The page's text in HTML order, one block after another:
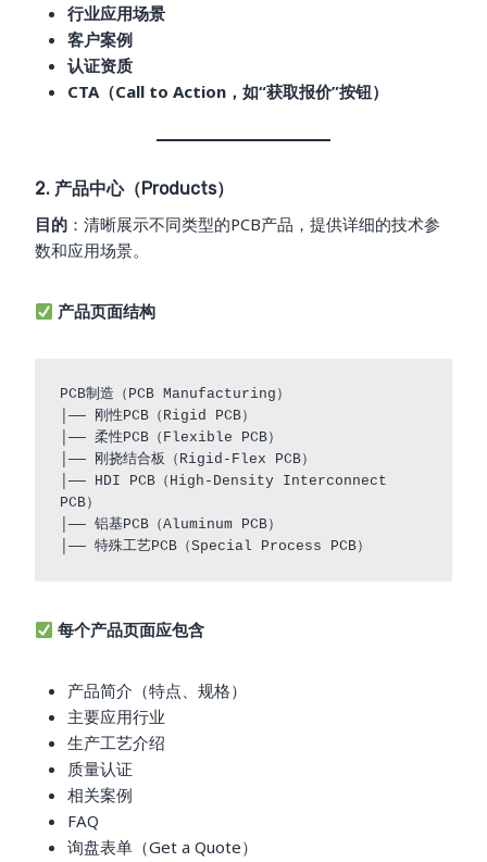
行业应用场景
客户案例
认证资质
CTA（Call to Action，如“获取报价”按钮）
2. 产品中心（Products）
目的 ：清晰展示不同类型的PCB产品，提供详细的技术参
数和应用场景。
产品页面结构
PCB制造（PCB Manufacturing）
│── 刚性PCB（Rigid PCB）
│── 柔性PCB（Flexible PCB）
│── 刚挠结合板（Rigid-Flex PCB）
│── HDI PCB（High-Density Interconnect
PCB）
│── 铝基PCB（Aluminum PCB）
每个产品页面应包含
产品简介（特点、规格）
主要应用行业
生产工艺介绍
质量认证
相关案例
FAQ
询盘表单（Get a Quote）